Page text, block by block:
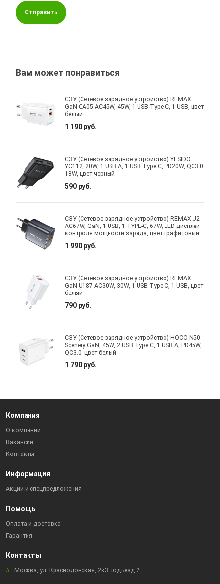
Отправить
Вам может понравиться
СЗУ (Сетевое зарядное устройство) REMAX
GaN CA05 AC45W, 45W, 1 USB Type C, 1 USB, цвет
белый
1 190 руб.
СЗУ (Сетевое зарядное устройство) YESIDO
YC112, 20W, 1 USB A, 1 USB Type C, PD20W, QC3.0
18W, цвет черный
590 руб.
СЗУ (Сетевое зарядное устройство) REMAX U2-
AC67W, GaN, 1 USB, 1 TYPE-C, 67W, LED дисплей
контроля мощности заряда, цвет графитовый
1 990 руб.
СЗУ (Сетевое зарядное устройство) REMAX
GaN U187-AC30W, 30W, 1 USB Type C, 1 USB, цвет
белый
790 руб.
СЗУ (Сетевое зарядное устройство) HOCO N50
Scenery GaN, 45W, 2 USB Type C, 1 USB A, PD45W,
QC3.0, цвет белый
1 790 руб.
Компания
О компании
Вакансии
Контакты
Информация
Акции и спецпредложения
Помощь
Оплата и доставка
Гарантия
Контакты
Москва, ул. Краснодонская, 2к3 подъезд 2